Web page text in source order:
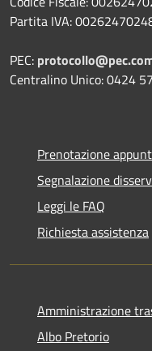
Partita IVA:
PEC:
Centralino Unico: 0424
Prenotazione
Segnalazione
Leggi le FAQ
Richiesta assistenza
Amministrazione
Albo Pretorio